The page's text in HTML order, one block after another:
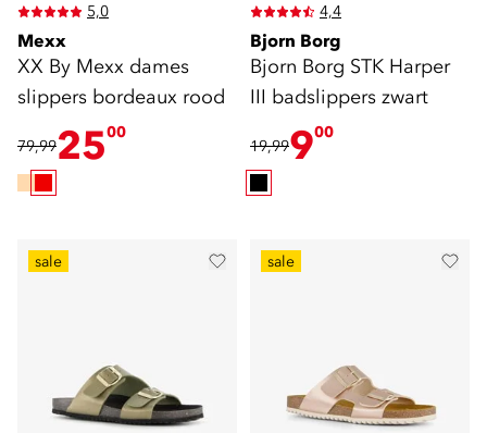
5,0
Mexx
XX By Mexx dames
slippers bordeaux rood
79,992500
4,4
Bjorn Borg
Bjorn Borg STK Harper
III badslippers zwart
19,99900
sale sale